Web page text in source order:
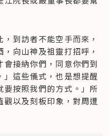
到訪者不能空手而來，
向山神及祖靈打招呼，
接納你們，同意你們到
這些儀式，也是想提醒
按照我們的方式。」所
以及刻板印象，對周遭